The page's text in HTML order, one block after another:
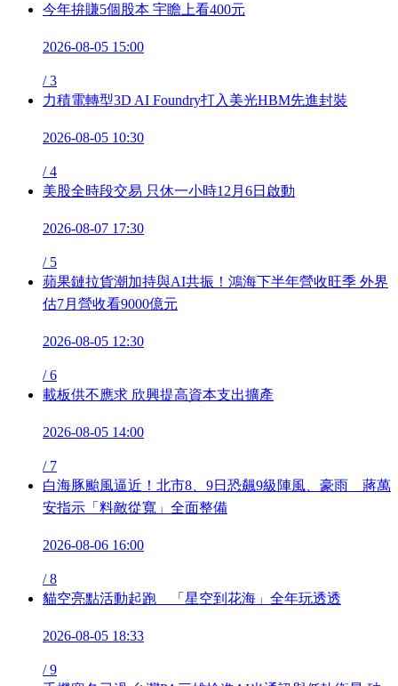
今年拚賺5個股本 宇瞻上看400元
2026-08-05 15:00
/ 3
力積電轉型3D AI Foundry打入美光HBM先進封裝
2026-08-05 10:30
/ 4
美股全時段交易 只休一小時12月6日啟動
2026-08-07 17:30
/ 5
蘋果鏈拉貨潮加持與AI共振！鴻海下半年營收旺季 外界
估7月營收看9000億元
2026-08-05 12:30
/ 6
載板供不應求 欣興提高資本支出擴產
2026-08-05 14:00
/ 7
白海豚颱風逼近！北市8、9日恐飆9級陣風、豪雨 蔣萬
安指示「料敵從寬」全面整備
2026-08-06 16:00
/ 8
貓空亮點活動起跑 「星空到花海」全年玩透透
2026-08-05 18:33
/ 9